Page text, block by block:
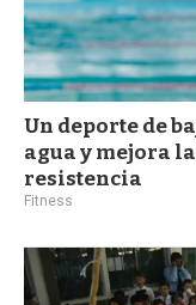
Un deporte de
agua y mejora
resistencia
Fitness